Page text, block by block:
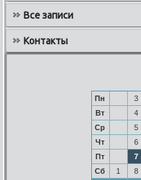
Все записи
Контакты
Пн 3
Вт
4
Ср
5
Чт
6
Пт
7
Сб
1 8